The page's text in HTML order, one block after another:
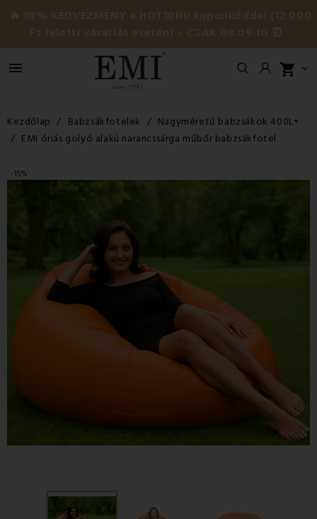
🔥 10% KEDVEZMÉNY a HOT10HU kuponkóddal (12 000
Ft feletti vásárlás esetén) – CSAK 08.09-IG ⏰
 shopping_cart 
Kezdőlap Babzsákfotelek
Nagyméretű babzsákok 400L+
EMI óriás golyó alakú narancssárga műbőr babzsákfotel
-15%